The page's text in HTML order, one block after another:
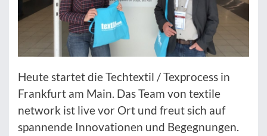
Heute startet die Techtextil / Texprocess in
Frankfurt am Main. Das Team von textile
network ist live vor Ort und freut sich auf
spannende Innovationen und Begegnungen.